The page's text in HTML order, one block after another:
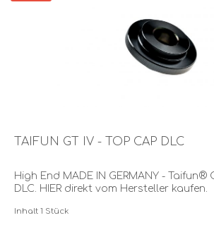
TAIFUN GT IV - TOP CAP DLC
High End MADE IN GERMANY - Taifun®
DLC. HIER direkt vom Hersteller kaufen.
Inhalt1 Stück